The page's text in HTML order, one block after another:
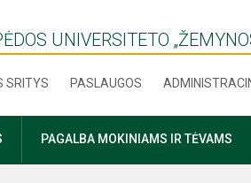
UNIVERSITETO
SRITYS PASLAUGOS
PAGALBA MOKINIAMS IR TĖVAMS